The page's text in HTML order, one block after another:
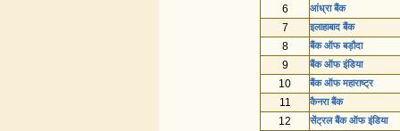
6 आंध्रा बैंक
7 इलाहाबाद बैंक
8 बैंक ऑफ बड़ौदा
9 बैंक ऑफ इंडिया
10 बैंक ऑफ महाराष्ट्र
11 कैनरा बैंक
12 सेंट्रल बैंक ऑफ इंडिया